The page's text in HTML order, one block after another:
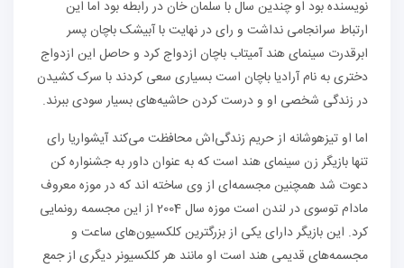
نویسنده بود او چندین سال با سلمان خان در رابطه بود اما این
ارتباط سرانجامی نداشت و رای در نهایت با آبیشک باچان پسر
ابرقدرت سینمای هند آمیتاب باچان ازدواج کرد و حاصل این ازدواج
دختری به نام آرادیا باچان است بسیاری سعی کردند با سرک کشیدن
در زندگی شخصی او و درست کردن حاشیه‌های بسیار سودی ببرند.
اما او تیزهوشانه از حریم زندگی‌اش محافظت می‌کند آیشواریا رای
تنها بازیگر زن سینمای هند است که به عنوان داور به جشنواره کن
دعوت شد همچنین مجسمه‌ای از وی ساخته اند که در موزه معروف
مادام توسوی در لندن است موزه سال 2004 از این مجسمه رونمایی
کرد. این بازیگر دارای یکی از بزرگترین کلکسیون‌های ساعت و
مجسمه‌های قدیمی هند است او مانند هر کلکسیونر دیگری از جمع